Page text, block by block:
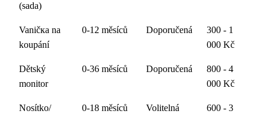
(sada)
Vaničка na
koupání
0-12 měsíců Doporučená
300 - 1
000 Kč
Dětský
monitor
0-36 měsíců Doporučená
800 - 4
000 Kč
Nosítko/
0-18 měsíců Volitelná
600 - 3